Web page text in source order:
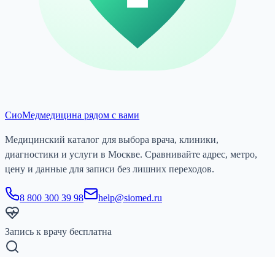
СиоМедмедицина рядом с вами
Медицинский каталог для выбора врача, клиники,
диагностики и услуги в Москве. Сравнивайте адрес, метро,
цену и данные для записи без лишних переходов.
8 800 300 39 98 help@siomed.ru
Запись к врачу бесплатна